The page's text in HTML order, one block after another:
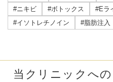
#ニキビ
#ボトックス #Eラ
#イソトレチノイン
#脂肪注入
当クリニックへ